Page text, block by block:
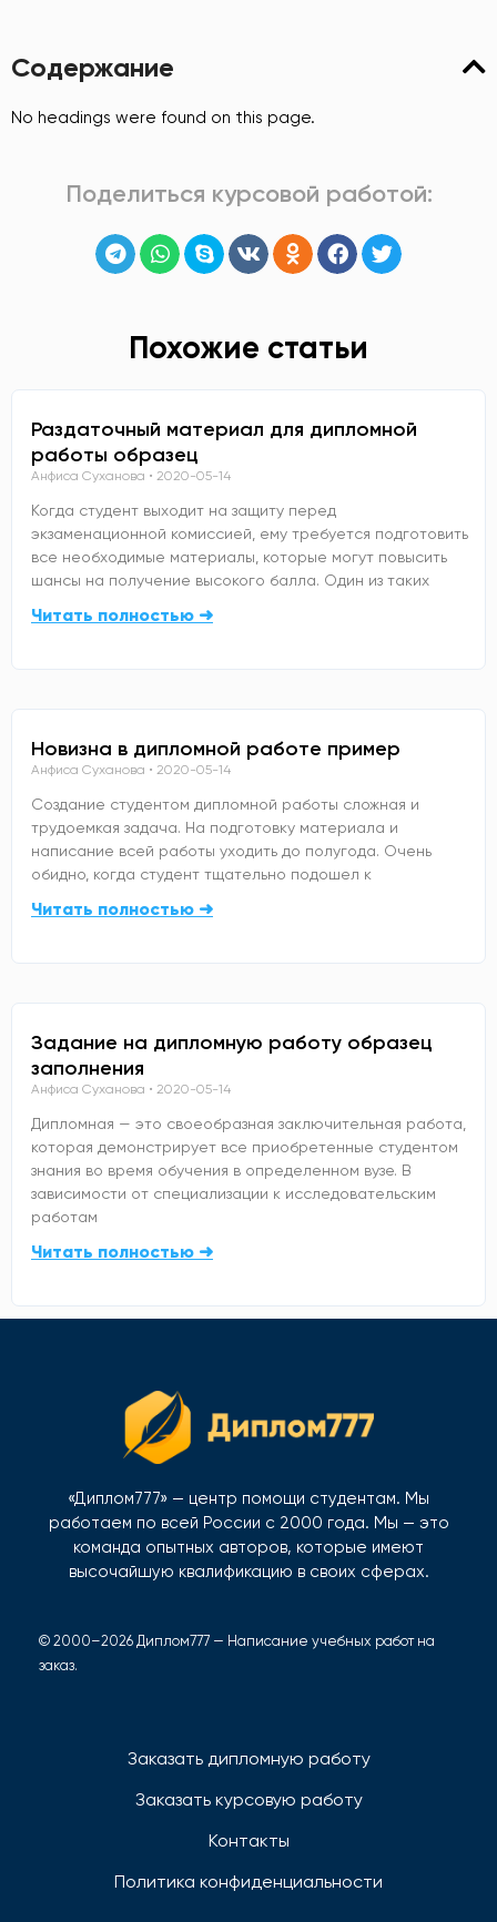
Содержание
No headings were found on this page.
Поделиться курсовой работой:
Похожие статьи
Раздаточный материал для дипломной
работы образец
Анфиса Суханова 2020-05-14
Когда студент выходит на защиту перед
экзаменационной комиссией, ему требуется подготовить
все необходимые материалы, которые могут повысить
шансы на получение высокого балла. Один из таких
Читать полностью ➜
Новизна в дипломной работе пример
Анфиса Суханова 2020-05-14
Создание студентом дипломной работы сложная и
трудоемкая задача. На подготовку материала и
написание всей работы уходить до полугода. Очень
обидно, когда студент тщательно подошел к
Читать полностью ➜
Задание на дипломную работу образец
заполнения
Анфиса Суханова 2020-05-14
Дипломная — это своеобразная заключительная работа,
которая демонстрирует все приобретенные студентом
знания во время обучения в определенном вузе. В
зависимости от специализации к исследовательским
работам
Читать полностью ➜
«Диплом777» — центр помощи студентам. Мы
работаем по всей России с 2000 года. Мы — это
команда опытных авторов, которые имеют
высочайшую квалификацию в своих сферах.
© 2000–2026 Диплом777 — Написание учебных работ на
заказ.
Заказать дипломную работу
Заказать курсовую работу
Контакты
Политика конфиденциальности